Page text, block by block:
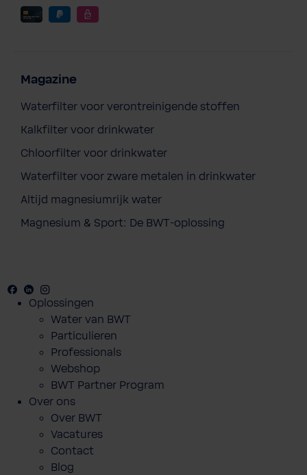
Magazine
Waterfilter voor verontreinigende stoffen
Kalkfilter voor drinkwater
Chloorfilter voor drinkwater
Waterfilter voor zware metalen in drinkwater
Altijd magnesiumrijk water
Magnesium & Sport: De BWT-oplossing
Facebook
YoutubeLinkedin
Oplossingen
Water van BWT
Particulieren
Professionals
Webshop
BWT Partner Program
Over ons
Over BWT
Vacatures
Contact
Blog